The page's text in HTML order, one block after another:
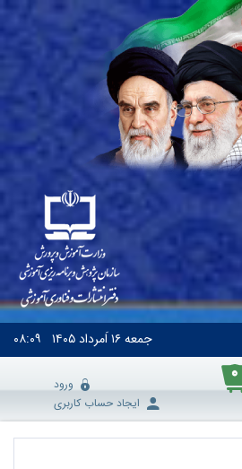
جمعه۱۶ اَمرداد ۱۴۰۵ ۰۸:۰۹
۰
ورود
ایجاد حساب کاربری